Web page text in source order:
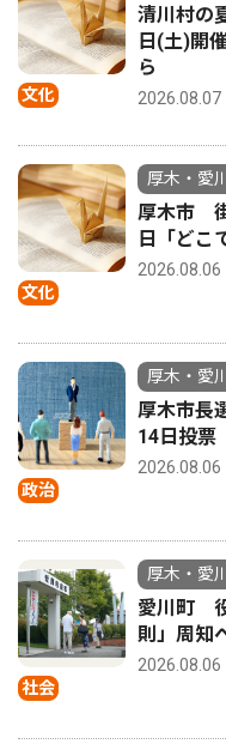
文化
清川村の
日(土)開
ら
2026.08.07
文化
厚木・愛
厚木市
日「どこ
2026.08.06
政治
厚木・愛
厚木市長
14日投票
2026.08.06
社会
厚木・愛
愛川町
則」周知
2026.08.06